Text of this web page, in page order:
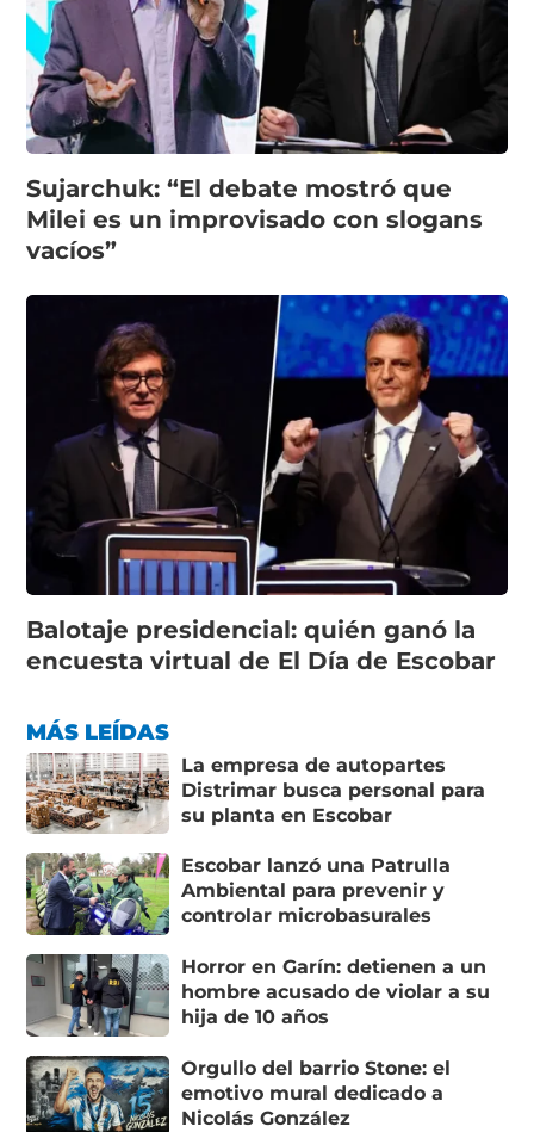
Sujarchuk: “El debate mostró que
Milei es un improvisado con slogans
vacíos”
Balotaje presidencial: quién ganó la
encuesta virtual de El Día de Escobar
MÁS LEÍDAS
La empresa de autopartes
Distrimar busca personal para
su planta en Escobar
Escobar lanzó una Patrulla
Ambiental para prevenir y
controlar microbasurales
Horror en Garín: detienen a un
hombre acusado de violar a su
hija de 10 años
Orgullo del barrio Stone: el
emotivo mural dedicado a
Nicolás González